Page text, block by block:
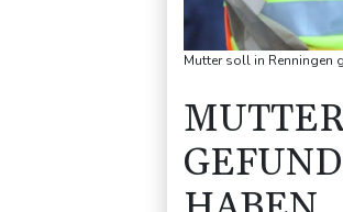
Mutter soll in Renningen